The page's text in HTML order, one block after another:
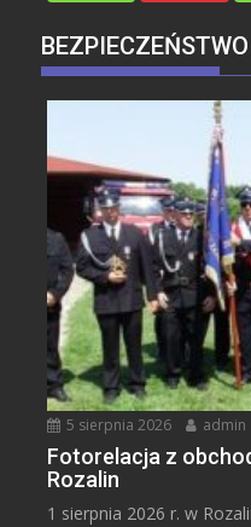
BEZPIECZEŃSTWO
5 sierpnia 2026 admin
Fotorelacja z
Rozalin
1 sierpnia 2026 r. w